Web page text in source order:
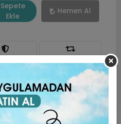
Sepete
Ekle
Hemen Al